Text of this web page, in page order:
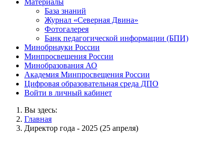
Материалы
База знаний
Журнал «Северная Двина»
Фотогалерея
Банк педагогической информации (БПИ)
Минобрнауки России
Минпросвещения России
Минобразования АО
Академия Минпросвещения России
Цифровая образовательная среда ДПО
Войти в личный кабинет
Вы здесь:
Главная
Директор года - 2025 (25 апреля)